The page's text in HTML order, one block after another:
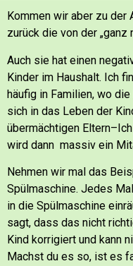
Kommen wir aber zu
zurück die von der
Auch sie hat einen
Kinder im Haushalt. Ich
häufig in Familien, wo
sich in das Leben der
übermächtigen
wird dann massiv ein
Nehmen wir mal das
Spülmaschine. Jedes
in die Spülmaschine
sagt, dass das nicht
Kind korrigiert und kann
Machst du es so, ist es